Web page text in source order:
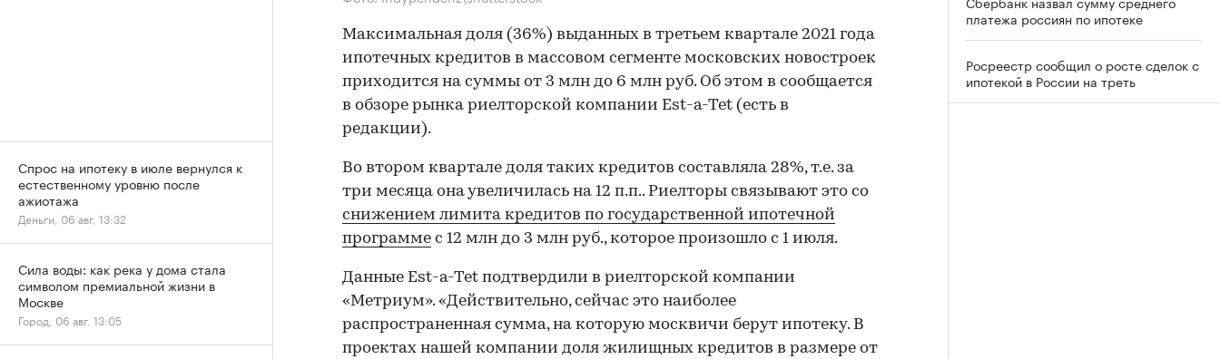
Максимальная доля (36%) выданных в третьем квартале 2021 года
ипотечных кредитов в массовом сегменте московских новостроек
приходится на суммы от 3 млн до 6 млн руб. Об этом в сообщается
в обзоре рынка риелторской компании Est-a-Tet (есть в
редакции).
Во втором квартале доля таких кредитов составляла 28%, т.е. за
три месяца она увеличилась на 12 п.п.. Риелторы связывают это со
снижением лимита кредитов по государственной ипотечной
программе с 12 млн до 3 млн руб., которое произошло с 1 июля.
Данные Est-a-Tet подтвердили в риелторской компании
«Метриум». «Действительно, сейчас это наиболее
распространенная сумма, на которую москвичи берут ипотеку. В
проектах нашей компании доля жилищных кредитов в размере от
платежа россиян по ипотеке
Росреестр сообщил о росте сделок с
ипотекой в России на треть
Спрос на ипотеку в июле вернулся к
естественному уровню после
ажиотажа
Деньги, 06 авг, 13:32
Сила воды: как река у дома стала
символом премиальной жизни в
Москве
Город, 06 авг, 13:05